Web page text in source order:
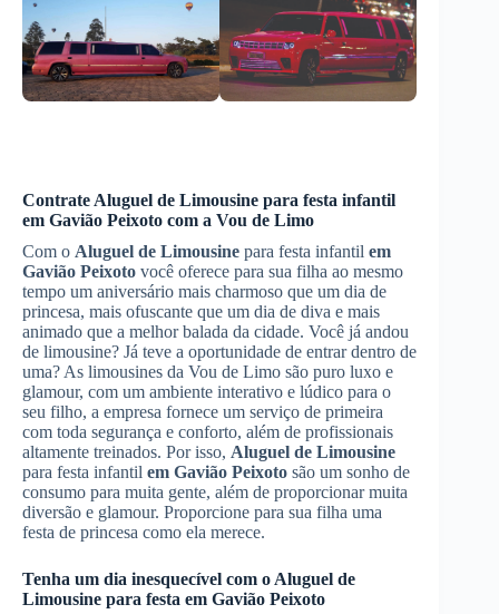
Contrate Aluguel de Limousine para festa infantil
em Gavião Peixoto com a Vou de Limo
Com o Aluguel de Limousine para festa infantil em
Gavião Peixoto você oferece para sua filha ao mesmo
tempo um aniversário mais charmoso que um dia de
princesa, mais ofuscante que um dia de diva e mais
animado que a melhor balada da cidade. Você já andou
de limousine? Já teve a oportunidade de entrar dentro de
uma? As limousines da Vou de Limo são puro luxo e
glamour, com um ambiente interativo e lúdico para o
seu filho, a empresa fornece um serviço de primeira
com toda segurança e conforto, além de profissionais
altamente treinados. Por isso, Aluguel de Limousine
para festa infantil em Gavião Peixoto são um sonho de
consumo para muita gente, além de proporcionar muita
diversão e glamour. Proporcione para sua filha uma
festa de princesa como ela merece.
Tenha um dia inesquecível com o Aluguel de
Limousine para festa em Gavião Peixoto